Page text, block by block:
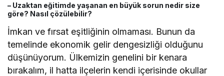
– Uzaktan eğitimde yaşanan en büyük sorun nedir size
göre? Nasıl çözülebilir?
İmkan ve fırsat eşitliğinin olmaması. Bunun da
temelinde ekonomik gelir dengesizliği olduğunu
düşünüyorum. Ülkemizin genelini bir kenara
bırakalım, il hatta ilçelerin kendi içerisinde okullar